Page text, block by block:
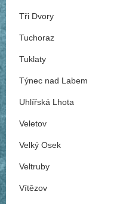
Tři Dvory
Tuchoraz
Tuklaty
Týnec nad Labem
Uhlířská Lhota
Veletov
Velký Osek
Veltruby
Vítězov